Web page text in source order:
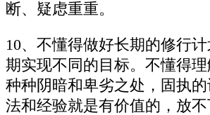
断、疑虑重重。
10、不懂得做好长期的修行
期实现不同的目标。不懂得
种种阴暗和卑劣之处，固执
法和经验就是有价值的，放